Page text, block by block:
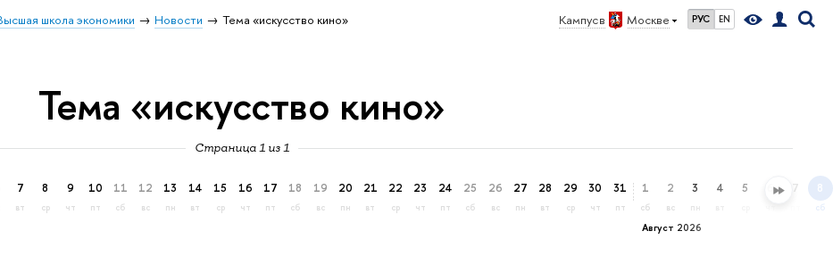
Кампус в Москве РУС EN
школа экономики Новости Тема «искусство кино»
Тема «искусство кино»
Страница 1 из 1
7
вт
8
ср
9
чт
10
пт
11
сб
12
вс
13
пн
14
вт
15
ср
16
чт
17
пт
18
сб
19
вс
20
пн
21
вт
22
ср
23
чт
24
пт
25
сб
26
вс
27
пн
28
вт
29
ср
30
чт
31
пт
Август 2026
1
сб
2
вс
3
пн
4 5 6 7 8
сб